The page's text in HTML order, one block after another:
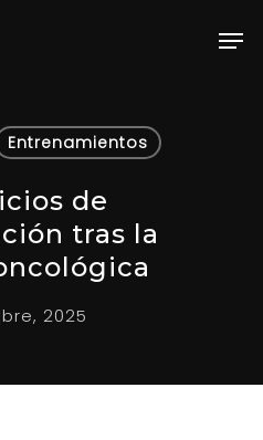
or ESC to close
Entrenamientos
de
tras la
2025